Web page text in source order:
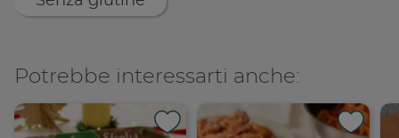
Potrebbe interessarti anche: